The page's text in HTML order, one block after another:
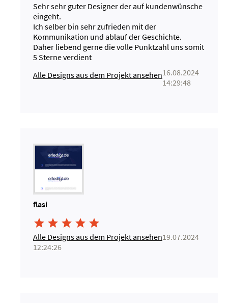
Sehr sehr guter Designer der auf kundenwünsche
eingeht.
Ich selber bin sehr zufrieden mit der
Kommunikation und ablauf der Geschichte.
Daher liebend gerne die volle Punktzahl uns somit
5 Sterne verdient
Alle Designs aus dem Projekt ansehen16.08.2024
14:29:48
flasi
    
Alle Designs aus dem Projekt ansehen19.07.2024
12:24:26